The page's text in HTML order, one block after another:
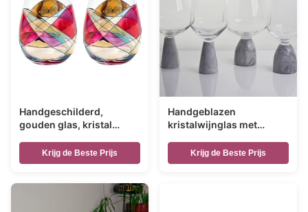
Handgeschilderd,
gouden glas, kristal
Krijg de Beste Prijs
Handgeblazen
kristalwijnglas met
marmeren stambasis
Ultra Clear Bowl Perfect
Krijg de Beste Prijs